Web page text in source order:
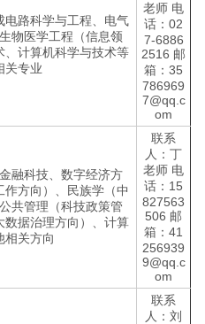
电路科学与工程、电气
物医学工程（信息领
、计算机科学与技术等
关专业
老师 电
话：02
7-6886
2516 邮
箱：35
786969
7@qq.c
om
融科技、数字经济方
方向）、民族学（中
共管理（科技政策管
数据治理方向）、计算
相关方向
联系
人：丁
老师 电
话：15
827563
506 邮
箱：41
256939
9@qq.c
om
联系
人：刘